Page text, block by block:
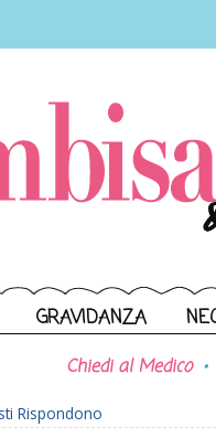
GRAVIDANZA
Chiedi al Medico
Rispondono